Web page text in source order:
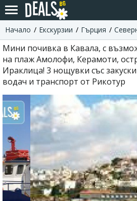
Начало Екскурзии Гърция
Мини почивка в Кавала, с
на плаж Амолофи, Керамоти,
Ираклица! 3 нощувки със
водач и транспорт от Рикотур